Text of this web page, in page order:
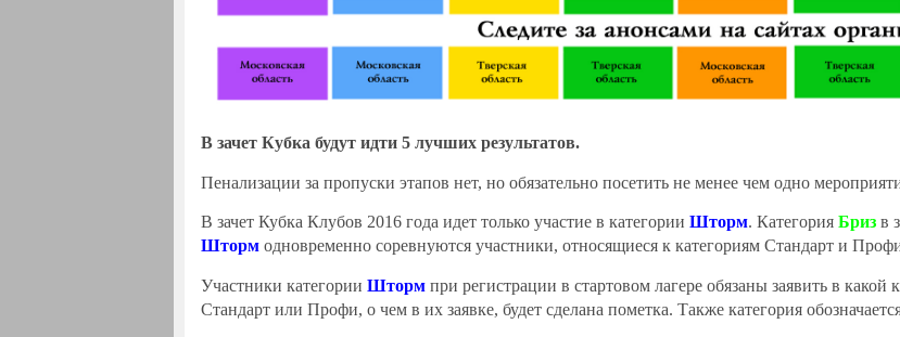
В зачет Кубка будут идти 5 лучших результатов.
Пенализации за пропуски этапов нет, но обязательно посетить не менее чем одно
В зачет Кубка Клубов 2016 года идет только участие в категории Шторм. Категория Бриз в
Шторм одновременно соревнуются участники, относящиеся к категориям Стандарт и
Участники категории Шторм при регистрации в стартовом лагере обязаны заявить в
Стандарт или Профи, о чем в их заявке, будет сделана пометка. Также категория